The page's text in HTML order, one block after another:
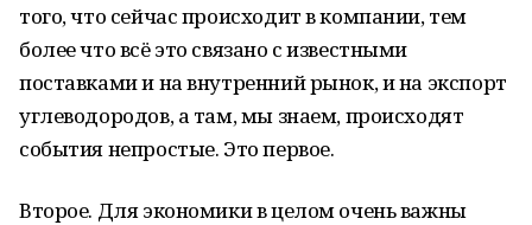
того, что сейчас происходит в компании, тем
более что всё это связано с известными
поставками и на внутренний рынок, и на экспорт
углеводородов, а там, мы знаем, происходят
события непростые. Это первое.
Второе. Для экономики в целом очень важны